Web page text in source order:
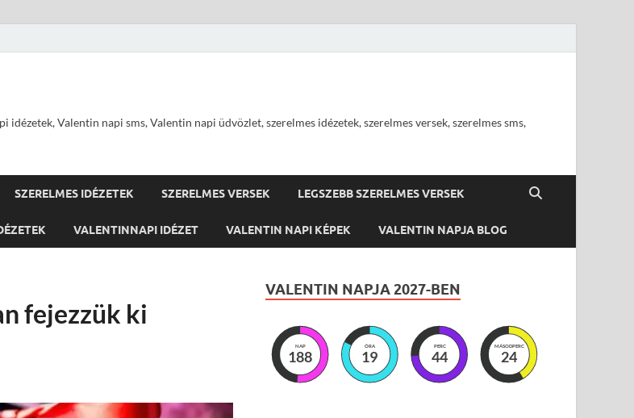
Valentin napi sms, Valentin napi üdvözlet, szerelmes idézetek, szerelmes versek, szerelmes sms,
SZERELMES IDÉZETEK SZERELMES VERSEK LEGSZEBB SZERELMES VERSEK
VALENTINNAPI IDÉZET VALENTIN NAPI KÉPEK VALENTIN NAPJA BLOG
fejezzük ki
VALENTIN NAPJA 2027-BEN
NAP
188
ÓRA
19
PERC
44
MÁSODPERC
23